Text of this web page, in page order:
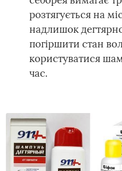
розтягується на
надлишок
погіршити стан
користуватися
час.